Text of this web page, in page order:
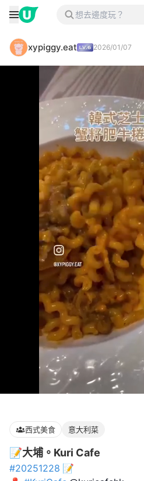
xypiggy.eat 2026/01/07
100.00%
西式美食 意大利菜
📝大埔。Kuri Cafe
#20251228 📝